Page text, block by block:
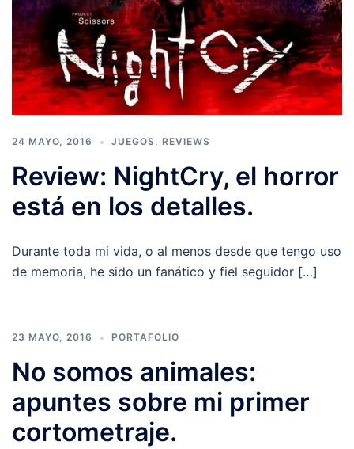
24 MAYO, 2016 JUEGOS, REVIEWS
Review: NightCry, el horror
está en los detalles.
Durante toda mi vida, o al menos desde que tengo uso
de memoria, he sido un fanático y fiel seguidor […]
23 MAYO, 2016 PORTAFOLIO
No somos animales:
apuntes sobre mi primer
cortometraje.